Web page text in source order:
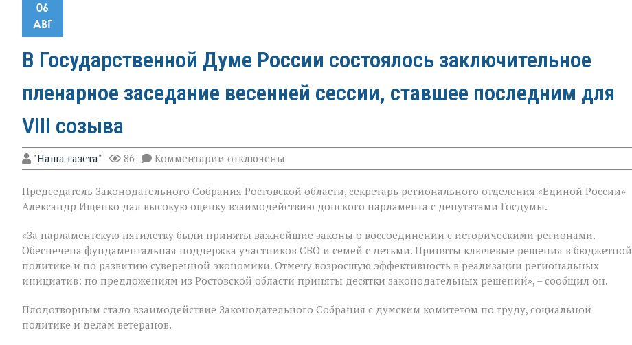
06
АВГ
В Государственной Думе России состоялось заключительное
пленарное заседание весенней сессии, ставшее последним для
VIII созыва
"Наша газета" 86 Комментарии к
записи
Государственной
Думе
заключительное
пленарное
заседание
весенней
сессии,
последним
отключены
Председатель Законодательного Собрания Ростовской области, секретарь регионального отделения «Единой России»
Александр Ищенко дал высокую оценку взаимодействию донского парламента с депутатами Госдумы.
«За парламентскую пятилетку были приняты важнейшие законы о воссоединении с историческими регионами.
Обеспечена фундаментальная поддержка участников СВО и семей с детьми. Приняты ключевые решения в бюджетной
политике и по развитию суверенной экономики. Отмечу возросшую эффективность в реализации региональных
инициатив: по предложениям из Ростовской области приняты десятки законодательных решений», – сообщил он.
Плодотворным стало взаимодействие Законодательного Собрания с думским комитетом по труду, социальной
политике и делам ветеранов.